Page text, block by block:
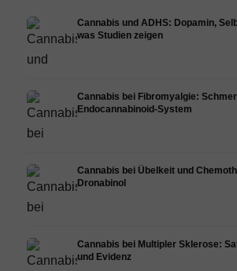
Cannabis und ADHS: Dopamin,
was Studien zeigen
Cannabis bei Fibromyalgie:
Endocannabinoid-System
Cannabis bei Übelkeit und
Dronabinol
Cannabis bei Multipler Sklerose:
und Evidenz